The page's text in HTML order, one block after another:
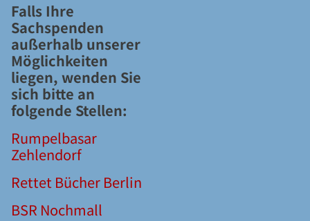
Falls Ihre
Sachspenden
außerhalb unserer
Möglichkeiten
liegen, wenden Sie
sich bitte an
folgende Stellen:
Rumpelbasar
Zehlendorf
Rettet Bücher Berlin
BSR Nochmall